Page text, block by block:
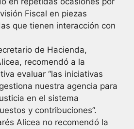
Fiscal en piezas
que tienen interacción con
de Hacienda,
recomendó a la
evaluar “las iniciativas
nuestra agencia para
en el sistema
y contribuciones”.
Alicea no recomendó la